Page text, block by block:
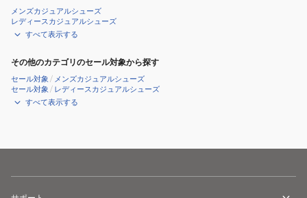
メンズカジュアルシューズ
レディースカジュアルシューズ
すべて表示する
その他のカテゴリのセール対象から探す
セール対象 / メンズカジュアルシューズ
セール対象 / レディースカジュアルシューズ
すべて表示する